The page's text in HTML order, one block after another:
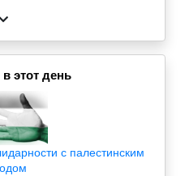
этот день
с палестинским